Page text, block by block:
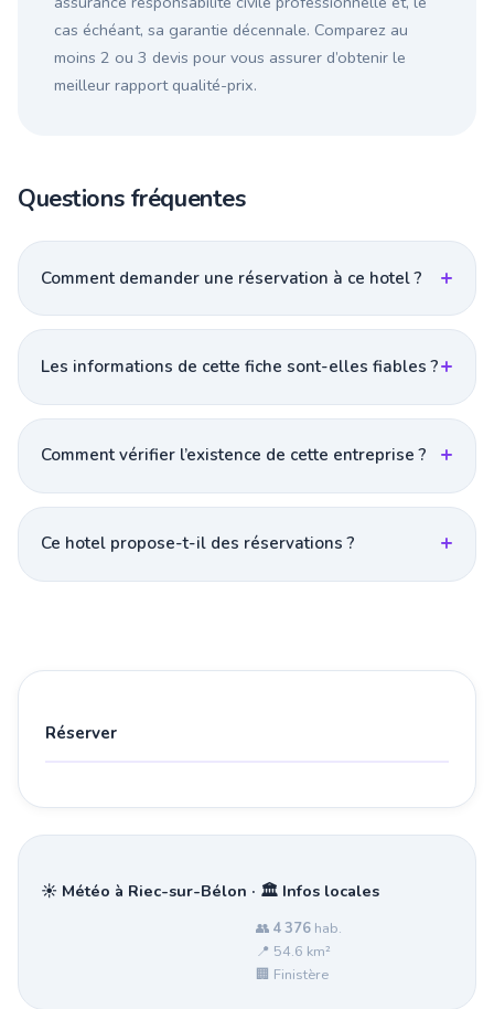
cas échéant, sa garantie décennale. Comparez au
moins 2 ou 3 devis pour vous assurer d’obtenir le
meilleur rapport qualité-prix.
Questions fréquentes
Comment demander une réservation à ce hotel ?
Les informations de cette fiche sont-elles fiables ?
Comment vérifier l’existence de cette entreprise ?
Ce hotel propose-t-il des réservations ?
Réserver
☀️ Météo à Riec-sur-Bélon · 🏛️ Infos locales
👥 4 376 hab.
📍 54.6 km²
🏢 Finistère